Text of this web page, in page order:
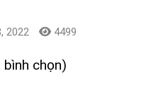
2022 4499
chọn)